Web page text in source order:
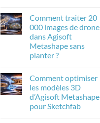
les
textures
de
la
photogrammétrie
dans
Agisoft
Metashape
sur
Agisoft
Metashape
2.3.1
Les
nouveautés
importance
pour
la
photogrammétrie
Comment traiter 20
000 images de drone
dans Agisoft
Metashape sans
planter ?
sur
Comment
traiter
20
images
Comment optimiser
les modèles 3D
d’Agisoft Metashape
pour Sketchfab